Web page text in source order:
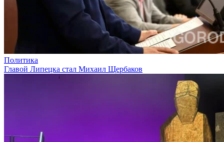
Политика
Главой Липецка стал Михаил Щербаков